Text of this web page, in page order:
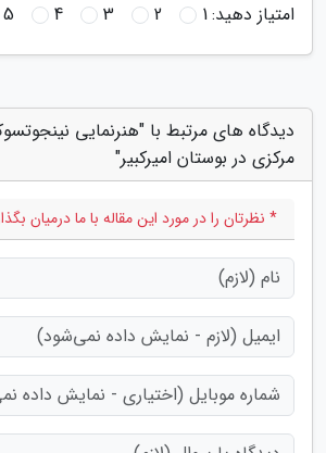
امتیاز دهید:1
2
3
4
5
دیدگاه های مرتبط با "هنرنمایی
مرکزی در بوستان امیرکبیر"
* نظرتان را در مورد این مقاله با ما درمیان